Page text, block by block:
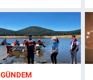
GÜNDEM